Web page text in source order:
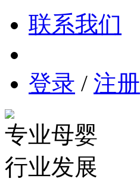
联系我们
登录 / 注册
专业母婴
行业发展